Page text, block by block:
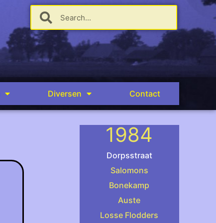
Diversen Contact
1984
Dorpsstraat
Salomons
Bonekamp
Auste
Losse Flodders